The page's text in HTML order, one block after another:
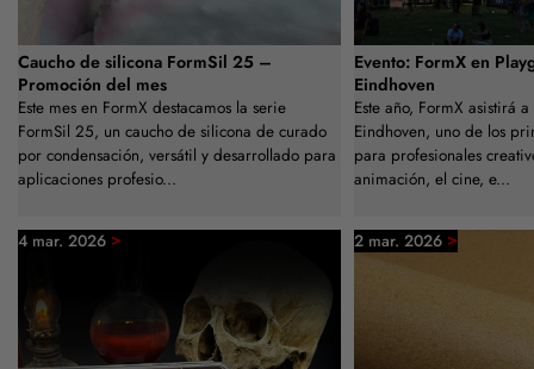
Caucho de silicona FormSil 25 –
Promoción del mes
Este mes en FormX destacamos la serie
FormSil 25, un caucho de silicona de curado
por condensación, versátil y desarrollado para
aplicaciones profesio...
Evento: FormX en
Eindhoven
Este año, FormX asistirá
Eindhoven, uno de los
para profesionales
animación, el cine, e...
4 mar. 2026 > 2 mar. 2026 >